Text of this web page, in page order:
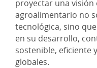
proyectar una
agroalimentario no
tecnológica, sino
en su desarrollo,
sostenible, eficiente
globales.